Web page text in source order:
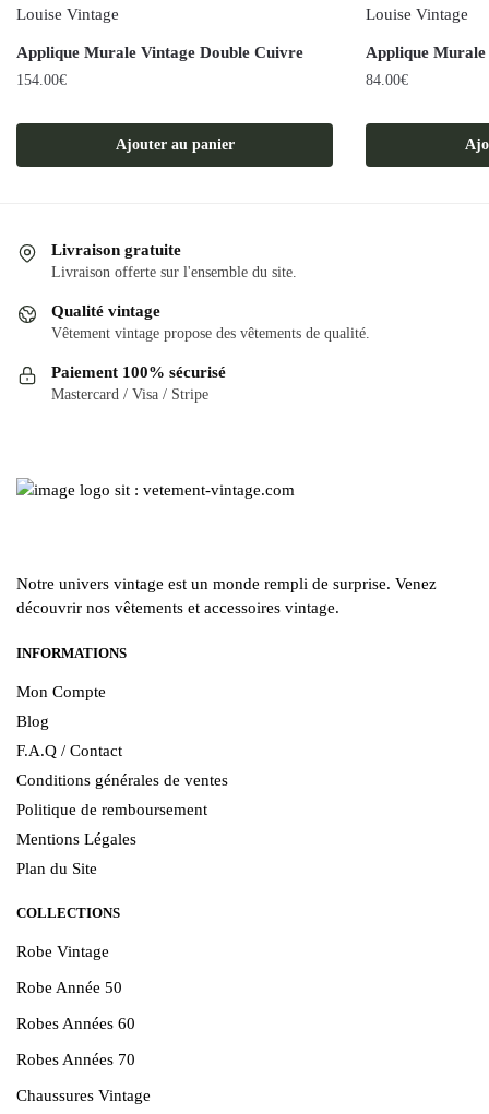
Applique Murale Vintage Double Cuivre
154.00€
Ajouter au panier
Applique
84.00€
Livraison gratuite
Livraison offerte sur l'ensemble du site.
Qualité vintage
Vêtement vintage propose des vêtements de qualité.
Paiement 100% sécurisé
Mastercard / Visa / Stripe
Notre univers vintage est un monde rempli de surprise. Venez
découvrir nos vêtements et accessoires vintage.
INFORMATIONS
Mon Compte
Blog
F.A.Q / Contact
Conditions générales de ventes
Politique de remboursement
Mentions Légales
Plan du Site
COLLECTIONS
Robe Vintage
Robe Année 50
Robes Années 60
Robes Années 70
Chaussures Vintage